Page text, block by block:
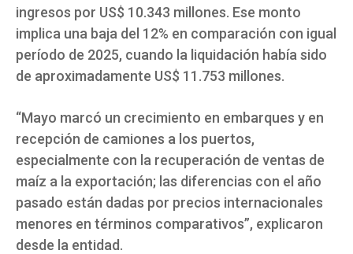
ingresos por US$ 10.343 millones. Ese monto
implica una baja del 12% en comparación con igual
período de 2025, cuando la liquidación había sido
de aproximadamente US$ 11.753 millones.
“Mayo marcó un crecimiento en embarques y en
recepción de camiones a los puertos,
especialmente con la recuperación de ventas de
maíz a la exportación; las diferencias con el año
pasado están dadas por precios internacionales
menores en términos comparativos”, explicaron
desde la entidad.